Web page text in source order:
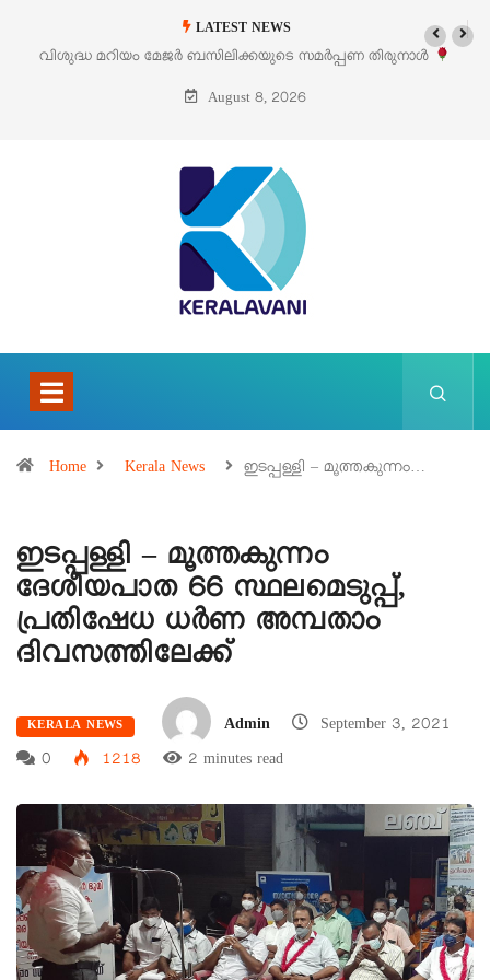
LATEST NEWS
തിരുനാൾ
‘പെറ്റൽസ്’ ലൈഫ് സ്റ്റൈൽ എക്സിബിഷനും സെയിലും
പെരുമാനൂരിൽ
August 8, 2026
Home Kerala News ഇടപ്പള്ളി – മൂത്തകുന്നം…
ഇടപ്പള്ളി – മൂത്തകുന്നം
ദേശീയപാത 66 സ്ഥലമെടുപ്പ്,
പ്രതിഷേധ ധർണ അമ്പതാം
ദിവസത്തിലേക്ക്
KERALA NEWS Admin
September 3, 2021
0
1218 2 minutes read